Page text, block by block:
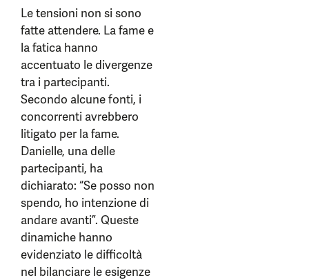
Le tensioni non si sono
fatte attendere. La fame e
la fatica hanno
accentuato le divergenze
tra i partecipanti.
Secondo alcune fonti, i
concorrenti avrebbero
litigato per la fame.
Danielle, una delle
partecipanti, ha
dichiarato: “Se posso non
spendo, ho intenzione di
andare avanti”. Queste
dinamiche hanno
evidenziato le difficoltà
nel bilanciare le esigenze